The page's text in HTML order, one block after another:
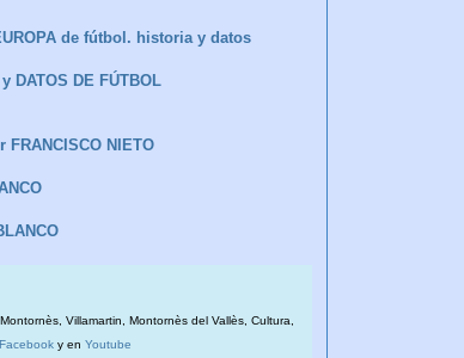
de fútbol. historia y datos
DATOS DE FÚTBOL
NIETO
Villamartin, Montornès del Vallès, Cultura,
Facebook y en Youtube